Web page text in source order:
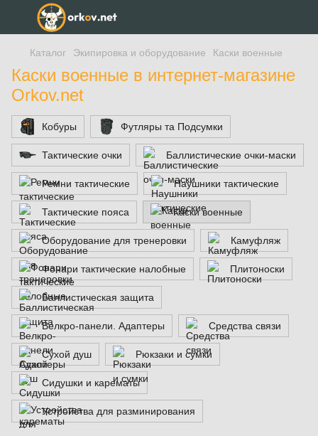
Каталог Экипировка и оборудование Каски военные
Каски военные в интернет-магазине
Orkov.net
Кобуры Футляры та Подсумки
Тактические очки Баллистические очки-маски
Ремни тактические Наушники тактические
Тактические пояса Каски военные
Оборудование для тренеровки Камуфляж
Фонари тактические налобные Плитоноски
Баллистическая защита
Велкро-панели. Адаптеры Средства связи
Сухой душ Рюкзаки и сумки
Сидушки и карематы
Устройства для разминирования